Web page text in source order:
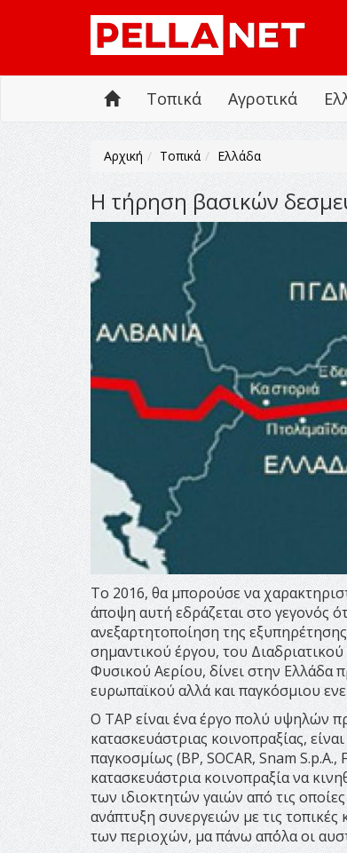
Τοπικά Αγροτικά
Αρχική Τοπικά Ελλάδα
Η τήρηση βασικών
Το 2016, θα μπορούσε να
άποψη αυτή εδράζεται στο γεγονός
ανεξαρτητοποίηση της
σημαντικού έργου, του
Φυσικού Αερίου, δίνει στην Ελλάδα
ευρωπαϊκού αλλά και παγκόσμιου
Ο TAP είναι ένα έργο πολύ υψηλών
κατασκευάστριας κοινοπραξίας,
παγκοσμίως (BP, SOCAR, Snam
κατασκευάστρια κοινοπραξία να
των ιδιοκτητών γαιών από τις
ανάπτυξη συνεργειών με τις
των περιοχών, μα πάνω απ΄όλα οι